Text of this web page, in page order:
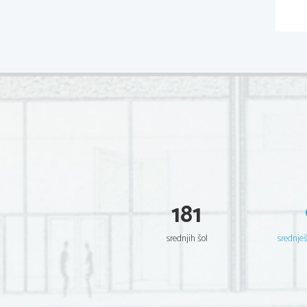
181
srednjih šol